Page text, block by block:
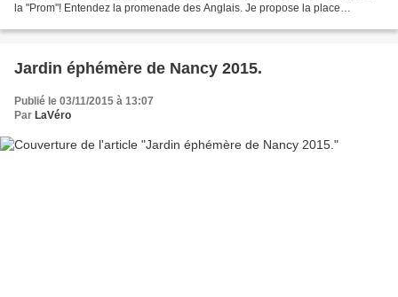
la "Prom"! Entendez la promenade des Anglais. Je propose la place
Jardin éphémère de Nancy 2015.
Publié le 03/11/2015 à 13:07
Par LaVéro